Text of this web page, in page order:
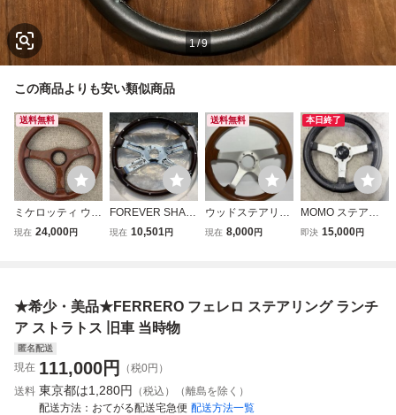
1/9
この商品よりも安い類似商品
送料無料
ミケロッティ ウッ
ドステアリング 旧
現在 24,000円
FOREVER SHAR
P ウッドステアリ
現在 10,501円
送料無料
ウッドステアリン
グ パーソナル per
ラ
現在 8,000円
本日終了
MOMO ステアリ
ング Jacky Ickx
即決 15,000円
★希少・美品★FERRERO フェレロ ステアリング ランチ
ア ストラトス 旧車 当時物
匿名配送
現在 111,000円
（税0円）
送料 東京都は1,280円
（税込）（離島を除く）
配送方法
おてがる配送宅急便 配送方法一覧